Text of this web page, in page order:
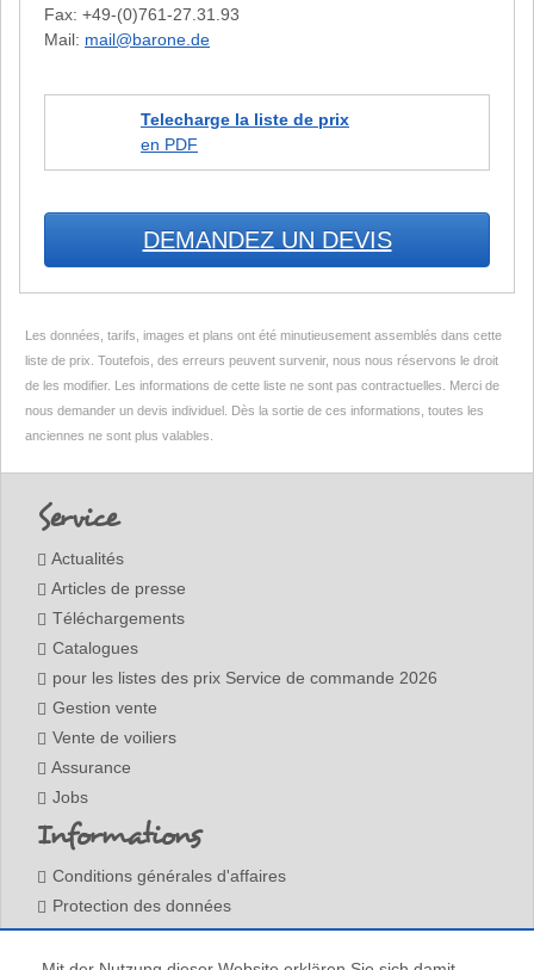
Fax: +49-(0)761-27.31.93
Mail: mail@barone.de
Telecharge la liste de prix
en PDF
DEMANDEZ UN DEVIS
Les données, tarifs, images et plans ont été minutieusement assemblés dans cette
liste de prix. Toutefois, des erreurs peuvent survenir, nous nous réservons le droit
de les modifier. Les informations de cette liste ne sont pas contractuelles. Merci de
nous demander un devis individuel. Dès la sortie de ces informations, toutes les
anciennes ne sont plus valables.
Service
Actualités
Articles de presse
Téléchargements
Catalogues
pour les listes des prix Service de commande 2026
Gestion vente
Vente de voiliers
Assurance
Jobs
Informations
Conditions générales d'affaires
Protection des données
Mentions légales
Contact